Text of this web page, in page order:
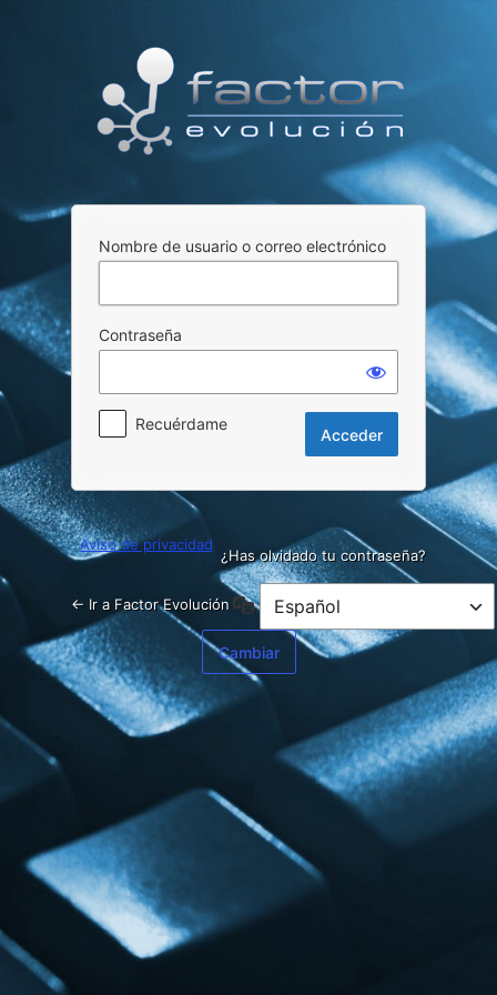
Nombre de usuario o correo electrónico
Contraseña
Recuérdame
¿Has olvidado tu contraseña?
← Ir a Factor Evolución
Aviso de privacidad
Idioma